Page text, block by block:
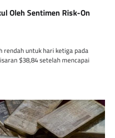
Oleh Sentimen Risk-On
rendah untuk hari ketiga pada
$38,84 setelah mencapai